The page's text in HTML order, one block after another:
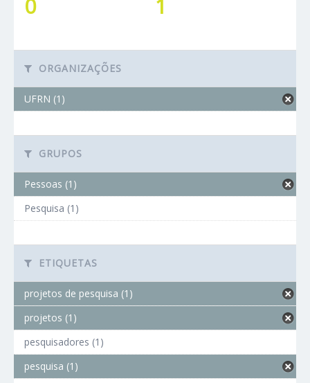
0 1
ORGANIZAÇÕES
UFRN (1)
GRUPOS
Pessoas (1)
Pesquisa (1)
ETIQUETAS
projetos de pesquisa (1)
projetos (1)
pesquisadores (1)
pesquisa (1)